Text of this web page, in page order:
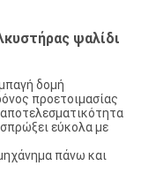
ψαλίδι
δομή
προετοιμασίας
αποτελεσματικότητα
εύκολα με
πάνω και